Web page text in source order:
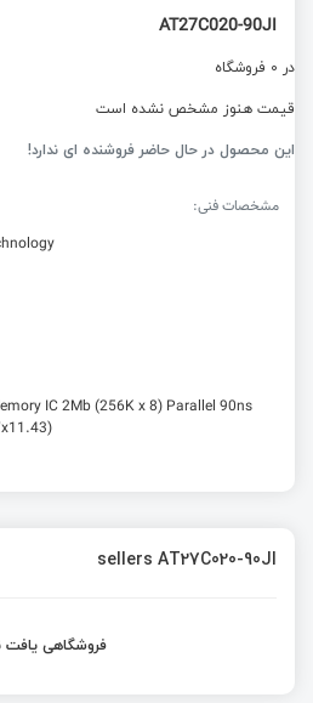
AT27C020-90JI
در 0 فروشگاه
قیمت هنوز مشخص نشده است
این محصول در حال حاضر فروشنده ای ندارد!
مشخصات فنی:
IC 2Mb (256K x 8) Parallel 90ns
sellers AT27C020-90JI
فروشگاهی یافت